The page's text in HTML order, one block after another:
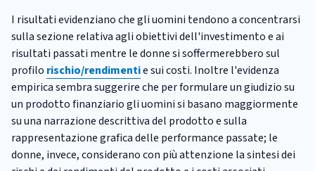
I risultati evidenziano che gli uomini tendono a concentrarsi
sulla sezione relativa agli obiettivi dell'investimento e ai
risultati passati mentre le donne si soffermerebbero sul
profilo rischio/rendimentie sui costi. Inoltre l'evidenza
empirica sembra suggerire che per formulare un giudizio su
un prodotto finanziario gli uomini si basano maggiormente
su una narrazione descrittiva del prodotto e sulla
rappresentazione grafica delle performance passate; le
donne, invece, considerano con più attenzione la sintesi dei